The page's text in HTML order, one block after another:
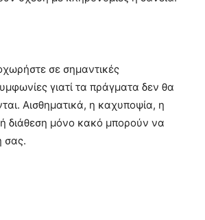
σε σημαντικές
γιατί τα πράγματα δεν θα
Αισθηματικά, η καχυποψία, η
διάθεση μόνο κακό μπορούν να
σας.